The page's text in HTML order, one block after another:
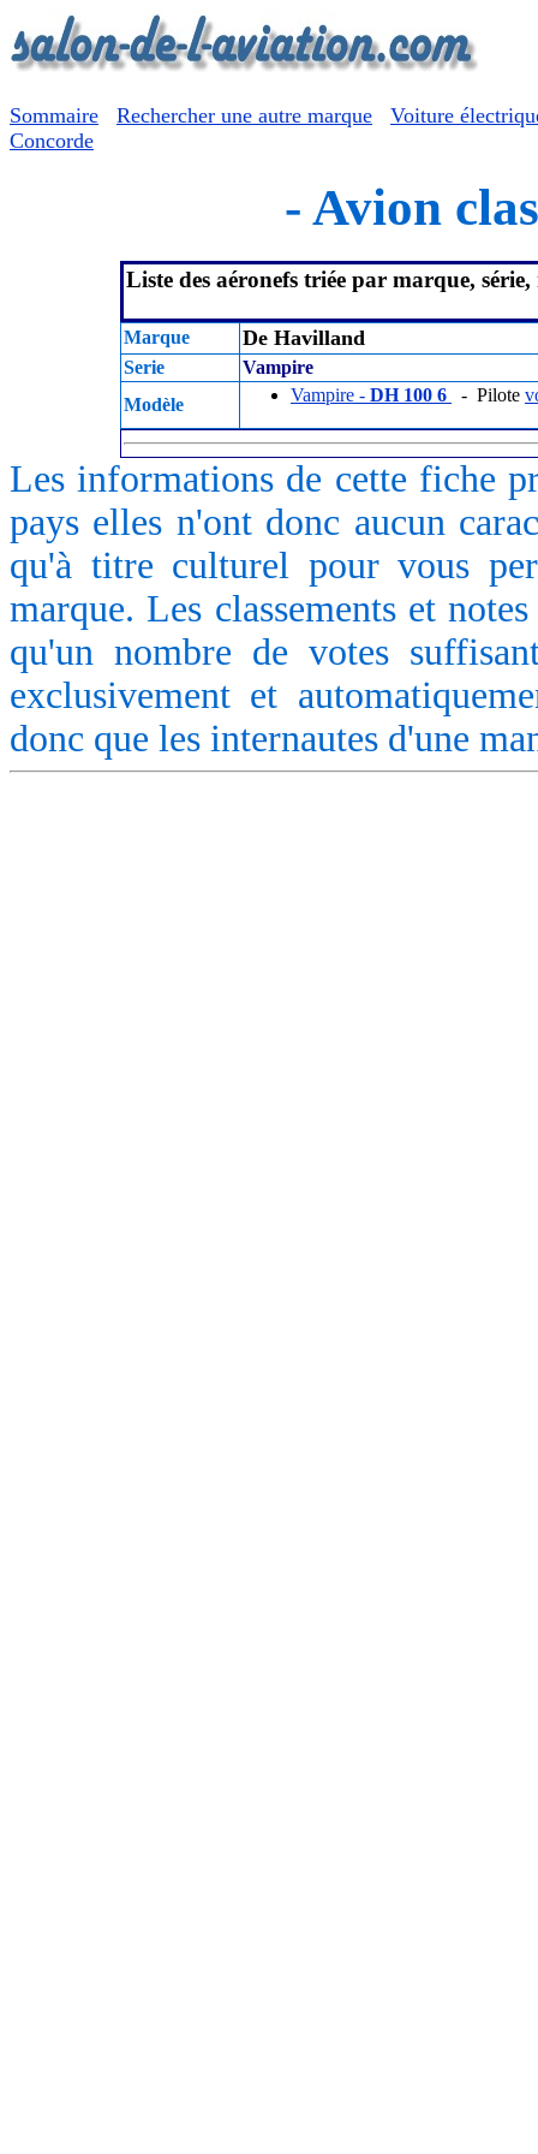
Sommaire Rechercher une autre marque
Voiture
Concorde
- Avion
Liste des aéronefs triée par marque, série,
Marque De Havilland
Serie
Vampire
Modèle
Vampire - DH 100 6 - Pilote
Les informations de cette fiche
pays elles n'ont donc aucun
qu'à titre culturel pour vous
marque. Les classements et
qu'un nombre de votes
exclusivement et
donc que les internautes d'une